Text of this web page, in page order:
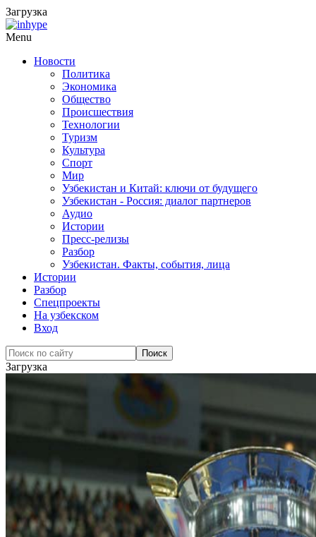
Загрузка
Menu
Новости
Политика
Экономика
Общество
Происшествия
Технологии
Туризм
Культура
Спорт
Мир
Узбекистан и Китай: ключи от будущего
Узбекистан - Россия: диалог партнеров
Аудио
Истории
Пресс-релизы
Разбор
Узбекистан. Факты, события, лица
Истории
Разбор
Спецпроекты
На узбекском
Вход
Загрузка